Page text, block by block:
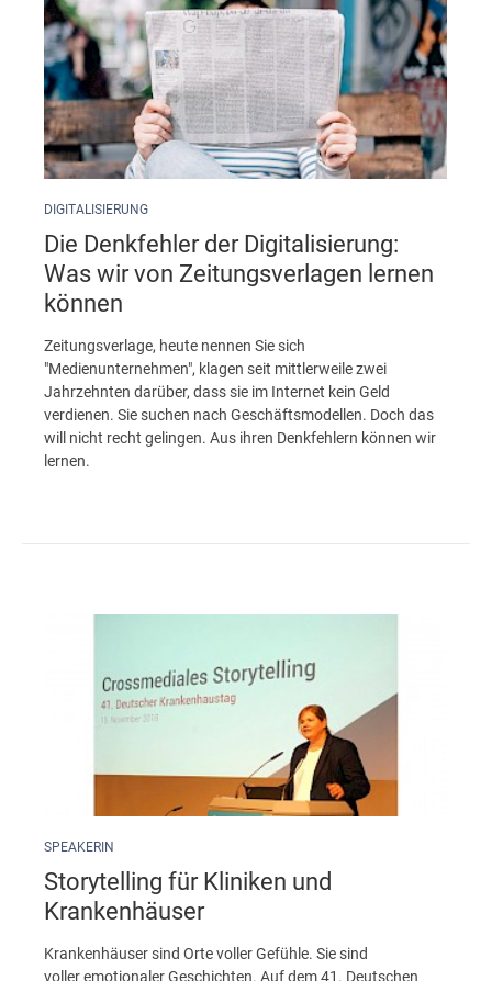
DIGITALISIERUNG
Die Denkfehler der Digitalisierung:
Was wir von Zeitungsverlagen lernen
können
Zeitungsverlage, heute nennen Sie sich
"Medienunternehmen", klagen seit mittlerweile zwei
Jahrzehnten darüber, dass sie im Internet kein Geld
verdienen. Sie suchen nach Geschäftsmodellen. Doch das
will nicht recht gelingen. Aus ihren Denkfehlern können wir
lernen.
SPEAKERIN
Storytelling für Kliniken und
Krankenhäuser
Krankenhäuser sind Orte voller Gefühle. Sie sind
voller emotionaler Geschichten. Auf dem 41. Deutschen